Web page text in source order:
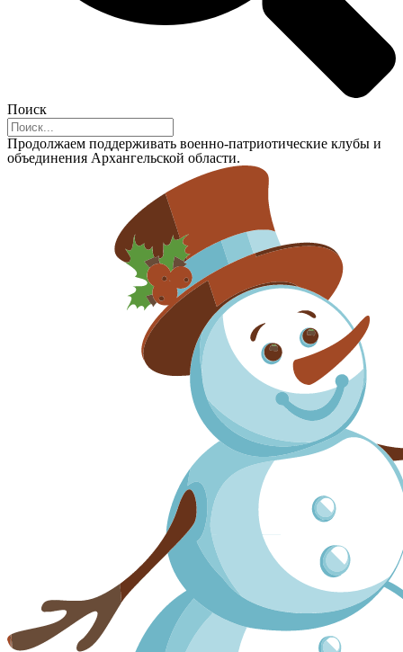
Поиск
Продолжаем поддерживать военно-патриотические клубы и
объединения Архангельской области.